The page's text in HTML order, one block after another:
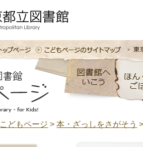
こどもページ >本・ざっしをさがそう